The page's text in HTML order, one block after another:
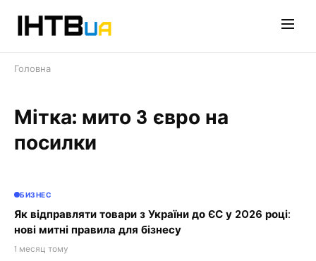
Головна
Мітка: мито 3 євро на
посилки
БИЗНЕС
Як відправляти товари з України до ЄС у 2026 році:
нові митні правила для бізнесу
1 месяц тому